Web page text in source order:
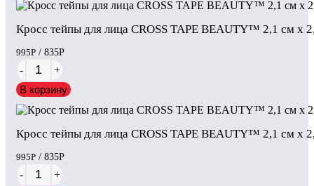
Кросс тейпы для лица CROSS TAPE BEAUTY™ 2,1 см x
995Р / 835Р
-
+
В корзину
Кросс тейпы для лица CROSS TAPE BEAUTY™ 2,1 см x
995Р / 835Р
-
+